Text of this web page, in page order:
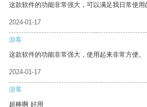
这款软件的功能非常强大，可以满足我日常使用
2024-01-17
游客
这款软件的功能非常强大，使用起来非常方便。
2024-01-17
游客
超棒啊 好用